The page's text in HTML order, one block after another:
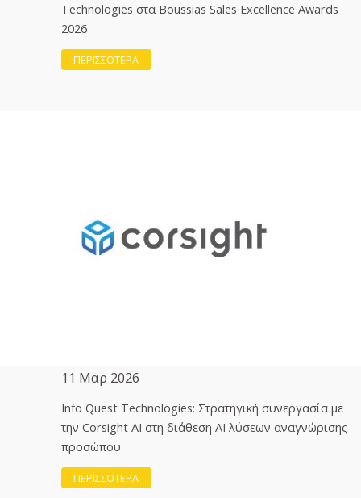
Technologies στα Boussias Sales Excellence Awards
2026
ΠΕΡΙΣΣΟΤΕΡΑ
11 Μαρ 2026
Info Quest Technologies: Στρατηγική συνεργασία με
την Corsight AI στη διάθεση ΑΙ λύσεων αναγνώρισης
προσώπου
ΠΕΡΙΣΣΟΤΕΡΑ